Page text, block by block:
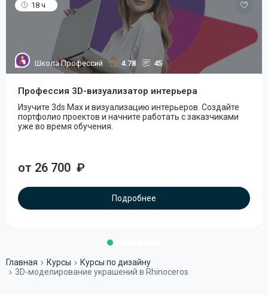
18 ч
Школа Профессий 4.78 45
Профессия 3D-визуализатор интерьера
Изучите 3ds Max и визуализацию интерьеров. Создайте
портфолио проектов и начните работать с заказчиками
уже во время обучения.
от 26 700 ₽
Подробнее
Главная Курсы
Курсы по дизайну
3D-моделирование украшений в Rhinoceros